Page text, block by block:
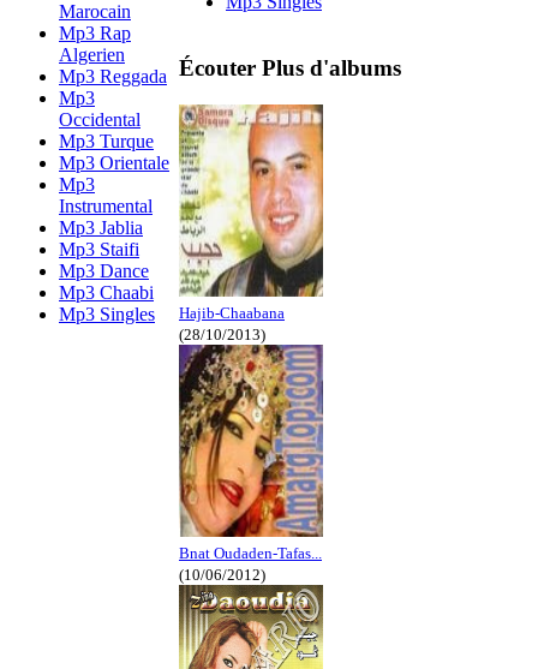
Marocain
Mp3 Rap
Algerien
Mp3 Reggada
Mp3
Occidental
Mp3 Turque
Mp3 Orientale
Mp3
Instrumental
Mp3 Jablia
Mp3 Staifi
Mp3 Dance
Mp3 Chaabi
Mp3 Singles
Écouter Plus d'albums
Hajib-Chaabana
(28/10/2013)
Bnat Oudaden-Tafas...
(10/06/2012)